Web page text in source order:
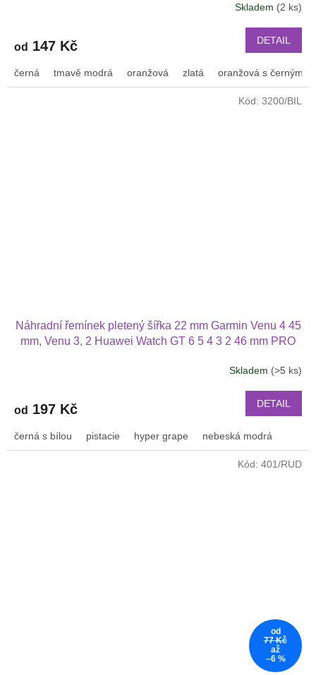
Skladem (2 ks)
od 147 Kč DETAIL
černá tmavě modrá oranžová zlatá oranžová s černým
Náhradní řemínek pletený šířka 22 mm Garmin Venu 4 45
mm, Venu 3, 2 Huawei Watch GT 6 5 4 3 2 46 mm PRO
je
z
5
Skladem (>5 ks)
od 197 Kč DETAIL
černá s bílou pistacie hyper grape nebeská modrá
Kód: 3200/BIL
od
77 Kč
až
–6 %
Kód: 401/RUD